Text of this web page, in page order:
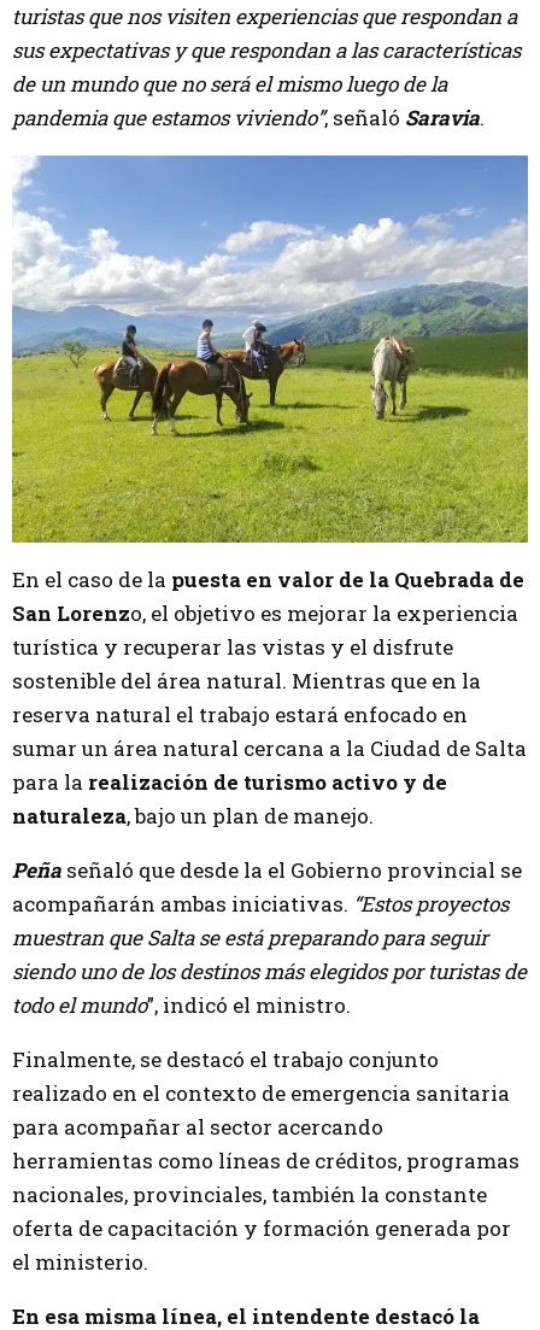
turistas que nos visiten experiencias que respondan a
sus expectativas y que respondan a las características
de un mundo que no será el mismo luego de la
pandemia que estamos viviendo”, señaló Saravia.
En el caso de la puesta en valor de la Quebrada de
San Lorenzo, el objetivo es mejorar la experiencia
turística y recuperar las vistas y el disfrute
sostenible del área natural. Mientras que en la
reserva natural el trabajo estará enfocado en
sumar un área natural cercana a la Ciudad de Salta
para la realización de turismo activo y de
naturaleza, bajo un plan de manejo.
Peña señaló que desde la el Gobierno provincial se
acompañarán ambas iniciativas. “Estos proyectos
muestran que Salta se está preparando para seguir
siendo uno de los destinos más elegidos por turistas de
todo el mundo”, indicó el ministro.
Finalmente, se destacó el trabajo conjunto
realizado en el contexto de emergencia sanitaria
para acompañar al sector acercando
herramientas como líneas de créditos, programas
nacionales, provinciales, también la constante
oferta de capacitación y formación generada por
el ministerio.
En esa misma línea, el intendente destacó la